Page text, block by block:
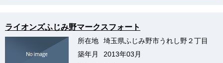
ライオンズふじみ野マークスフォート
所在地
埼玉県ふじみ野市うれし野２丁目
築年月
2013年03月